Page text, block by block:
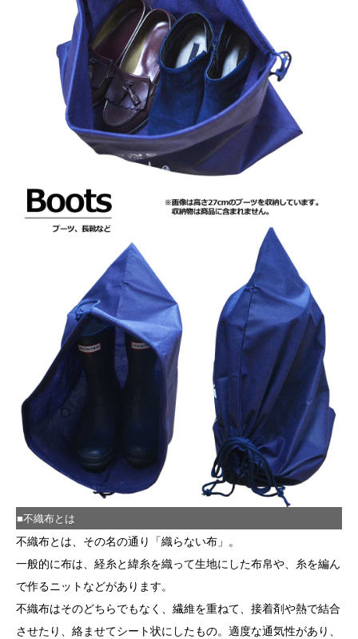
■不織布とは
不織布とは、その名の通り「織らない布」。
一般的に布は、経糸と緯糸を織って生地にした布帛や、糸を編ん
で作るニットなどがあります。
不織布はそのどちらでもなく、繊維を重ねて、接着剤や熱で結合
させたり、絡ませてシート状にしたもの。適度な通気性があり、